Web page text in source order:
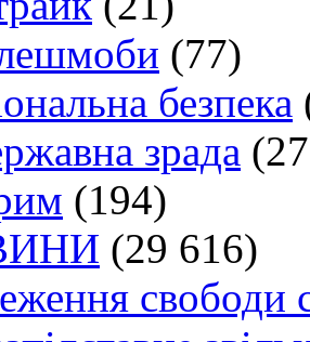
(77)
безпека
зрада
(194)
(29 616)
свободи